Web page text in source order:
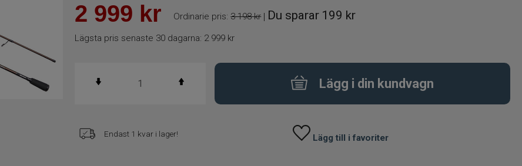
2 999 kr Ordinarie pris: 3 198 kr| Du sparar 199 kr
Lägsta pris senaste 30 dagarna: 2 999 kr
Lägg i din kundvagn
Endast 1 kvar i lager! Lägg till i favoriter